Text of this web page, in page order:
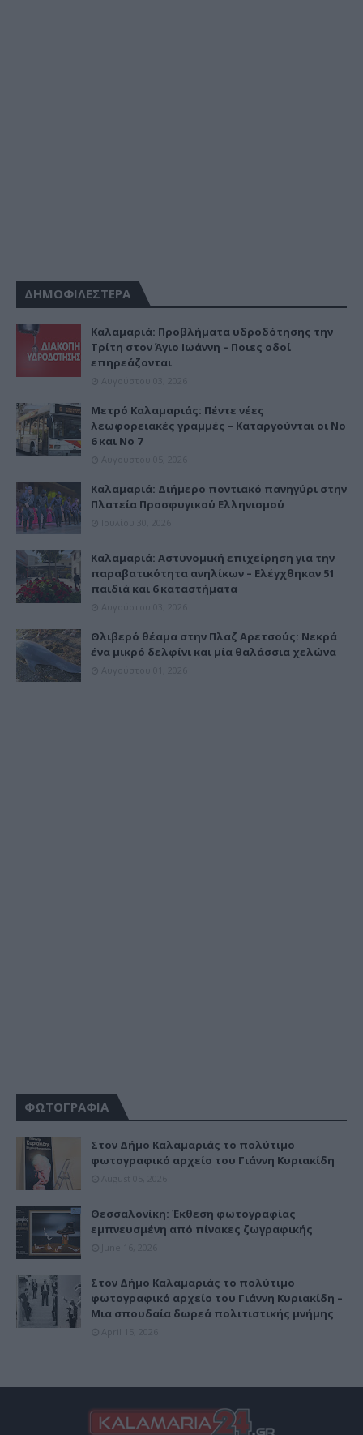
ΔΗΜΟΦΙΛΕΣΤΕΡΑ
Καλαμαριά: Προβλήματα υδροδότησης την
Τρίτη στον Άγιο Ιωάννη – Ποιες οδοί
επηρεάζονται
Μετρό Καλαμαριάς: Πέντε νέες
λεωφορειακές γραμμές – Καταργούνται οι Νο
6 και Νο 7
Καλαμαριά: Διήμερο ποντιακό πανηγύρι στην
Πλατεία Προσφυγικού Ελληνισμού
Καλαμαριά: Αστυνομική επιχείρηση για την
παραβατικότητα ανηλίκων – Ελέγχθηκαν 51
παιδιά και 6 καταστήματα
Θλιβερό θέαμα στην Πλαζ Αρετσούς: Νεκρά
ένα μικρό δελφίνι και μία θαλάσσια χελώνα
ΦΩΤΟΓΡΑΦΙΑ
Στον Δήμο Καλαμαριάς το πολύτιμο
φωτογραφικό αρχείο του Γιάννη Κυριακίδη
Θεσσαλονίκη: Έκθεση φωτογραφίας
εμπνευσμένη από πίνακες ζωγραφικής
Στον Δήμο Καλαμαριάς το πολύτιμο
φωτογραφικό αρχείο του Γιάννη Κυριακίδη –
Μια σπουδαία δωρεά πολιτιστικής μνήμης